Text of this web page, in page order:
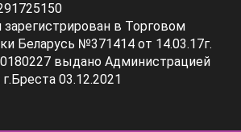
зарегистрирован в Торговом
Беларусь №371414 от 14.03.17г.
выдано Администрацией
03.12.2021